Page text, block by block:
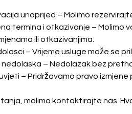
unaprijed – Molimo
termina i otkazivanje – Molimo
ili otkazivanjima.
– Vrijeme usluge može se
nedolaska – Nedolazak bez
– Pridržavamo pravo
molimo kontaktirajte nas.